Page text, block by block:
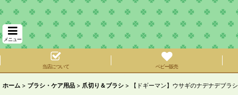
メニュー
当店について ベビー販売
ホーム > ブラシ・ケア用品 > 爪切り＆ブラシ > 【ドギーマン】ウサギのナデナデブラシ